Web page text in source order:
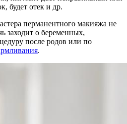
будет отек и др.
перманентного макияжа не
заходит о беременных,
после родов или по
.